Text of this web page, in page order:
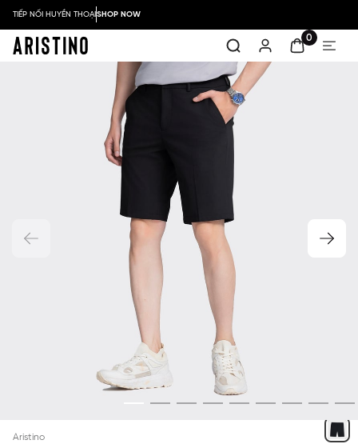
TIẾP NỐI HUYỀN THOẠISHOP NOW
0
Aristino